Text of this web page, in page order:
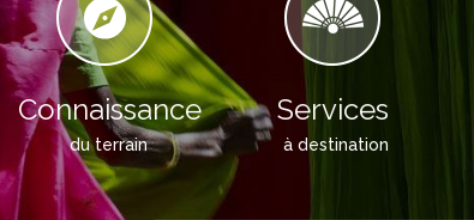
Connaissance
du terrain
Services
à destination